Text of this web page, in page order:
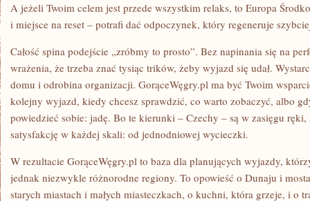
A jeżeli Twoim celem jest przede wszystkim relaks, to Europa
i miejsce na reset – potrafi dać odpoczynek, który regeneruje
Całość spina podejście „zróbmy to prosto”. Bez napinania się na
wrażenia, że trzeba znać tysiąc trików, żeby wyjazd się udał.
domu i odrobina organizacji. GorąceWęgry.pl ma być Twoim
kolejny wyjazd, kiedy chcesz sprawdzić, co warto zobaczyć, albo
powiedzieć sobie: jadę. Bo te kierunki – Czechy – są w zasięgu
satysfakcję w każdej skali: od jednodniowej wycieczki.
W rezultacie GorąceWęgry.pl to baza dla planujących wyjazdy,
jednak niezwykle różnorodne regiony. To opowieść o Dunaju i
starych miastach i małych miasteczkach, o kuchni, która grzeje, i o